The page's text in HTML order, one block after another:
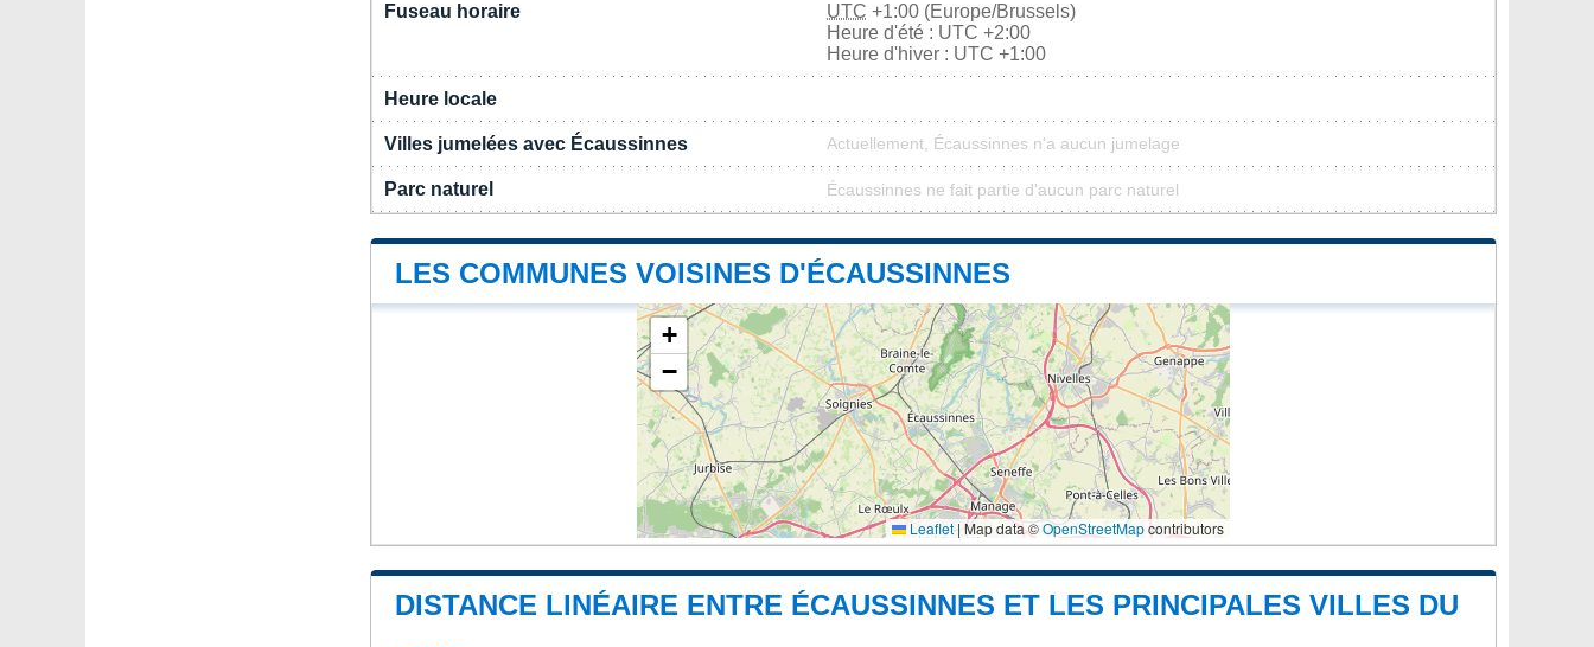
Fuseau horaire UTC +1:00 (Europe/Brussels)
Heure d'été : UTC +2:00
Heure d'hiver : UTC +1:00
Heure locale
Villes jumelées avec Écaussinnes Actuellement, Écaussinnes n'a aucun jumelage
Parc naturel Écaussinnes ne fait partie d'aucun parc naturel
LES COMMUNES VOISINES D'ÉCAUSSINNES
+
−
Leaflet | Map data ©OpenStreetMapcontributors
DISTANCE LINÉAIRE ENTRE ÉCAUSSINNES ET LES PRINCIPALES VILLES DU